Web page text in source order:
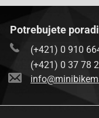
Potrebujete
(+421) 0 910
(+421) 0 37 78